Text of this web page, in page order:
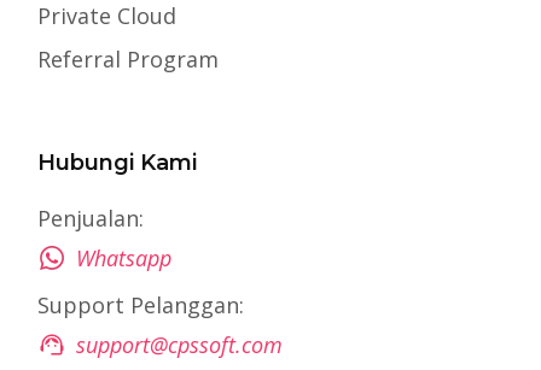
Private Cloud
Referral Program
Hubungi Kami
Penjualan:
Whatsapp
Support Pelanggan:
support@cpssoft.com